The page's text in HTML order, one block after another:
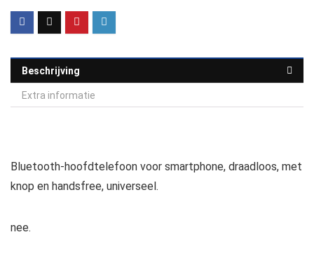
Beschrijving
Extra informatie
Bluetooth-hoofdtelefoon voor smartphone, draadloos, met
knop en handsfree, universeel.
nee.